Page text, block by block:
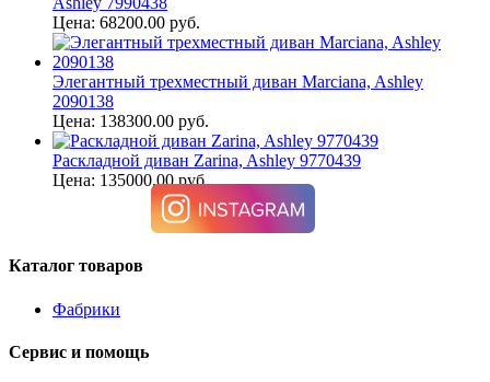
Цена: 68200.00 руб.
Элегантный трехместный диван Marciana, Ashley
2090138
Цена: 138300.00 руб.
Раскладной диван Zarina, Ashley 9770439
Цена: 135000.00 руб.
Каталог товаров
Фабрики
Сервис и помощь